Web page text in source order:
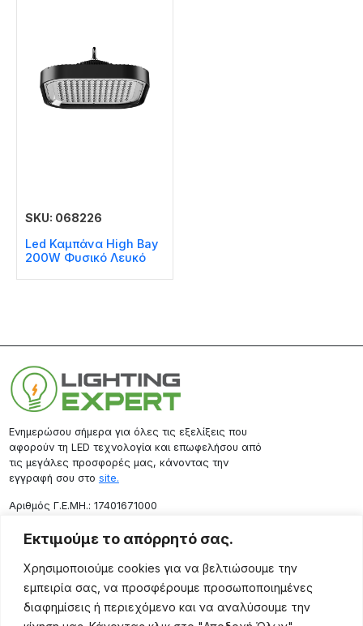
Εκτιμούμε το απόρρητό σας.
Χρησιμοποιούμε cookies για να βελτιώσουμε την
εμπειρία σας, να προσφέρουμε προσωποποιημένες
διαφημίσεις ή περιεχόμενο και να αναλύσουμε την
SKU: 068226
Led Καμπάνα High Bay
200W Φυσικό Λευκό
Ενημερώσου σήμερα για όλες τις εξελίξεις που
αφορούν τη LED τεχνολογία και επωφελήσου από
τις μεγάλες προσφορές μας, κάνοντας την
εγγραφή σου στο site.
Aριθμός Γ.Ε.ΜΗ.: 17401671000
Επικοινωνία
Ρόδου 133, Αθήνα 10443
(+30) 211 725 5427
sales@lightingexpert.gr